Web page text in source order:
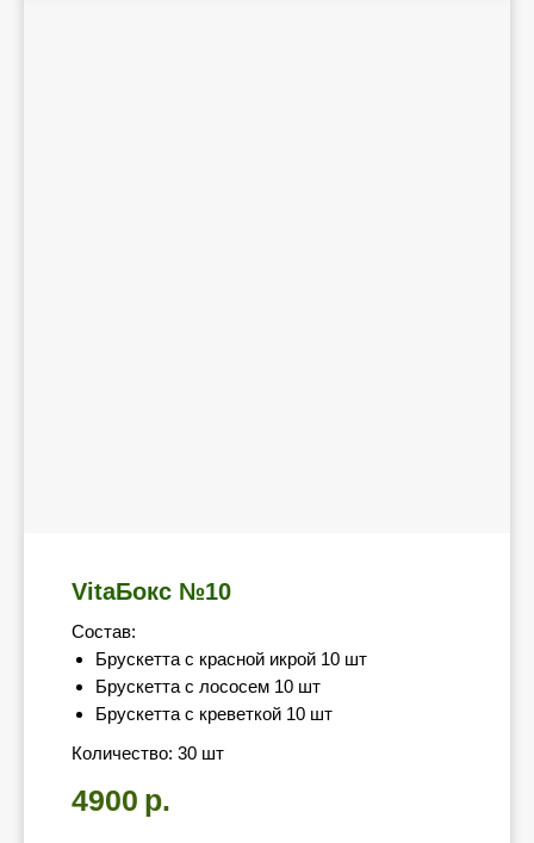
VitaБокс №10
Состав:
Брускетта с красной икрой 10 шт
Брускетта с лососем 10 шт
Брускетта с креветкой 10 шт
Количество: 30 шт
4900 р.